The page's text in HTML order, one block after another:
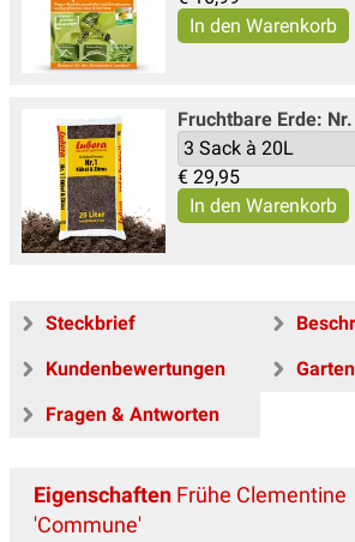
Fruchtbare Erde:
€ 29,95
Steckbrief
Kundenbewertungen
Fragen & Antworten
Eigenschaften Frühe Clementine
'Commune'